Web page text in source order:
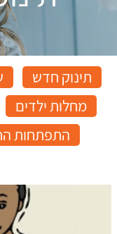
תינוק חדש
מחלות ילדים
התפתחות